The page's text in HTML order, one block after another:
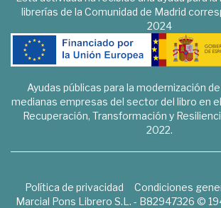
librerías de la Comunidad de Madrid
2024
Ayudas públicas para la modernización
medianas empresas del sector del libro en
Recuperación, Transformación y
2022.
Política de privacidad Condiciones
Marcial Pons Librero S.L. - B82947326 ©